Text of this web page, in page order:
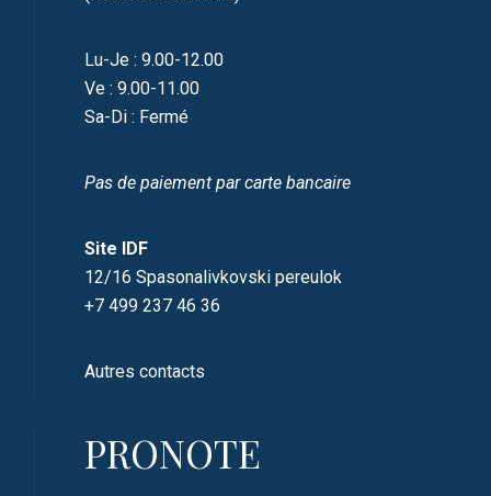
Lu-Je : 9.00-12.00
Ve : 9.00-11.00
Sa-Di : Fermé
Pas de paiement par carte bancaire
Site IDF
12/16 Spasonalivkovski pereulok
+7 499 237 46 36
Autres contacts
PRONOTE